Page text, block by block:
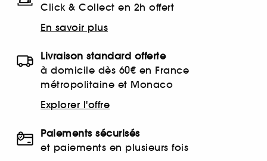
Click & Collect en 2h offert
En savoir plus
Livraison standard offerte
à domicile dès 60€ en France
métropolitaine et Monaco
Explorer l'offre
Paiements sécurisés
et paiements en plusieurs fois